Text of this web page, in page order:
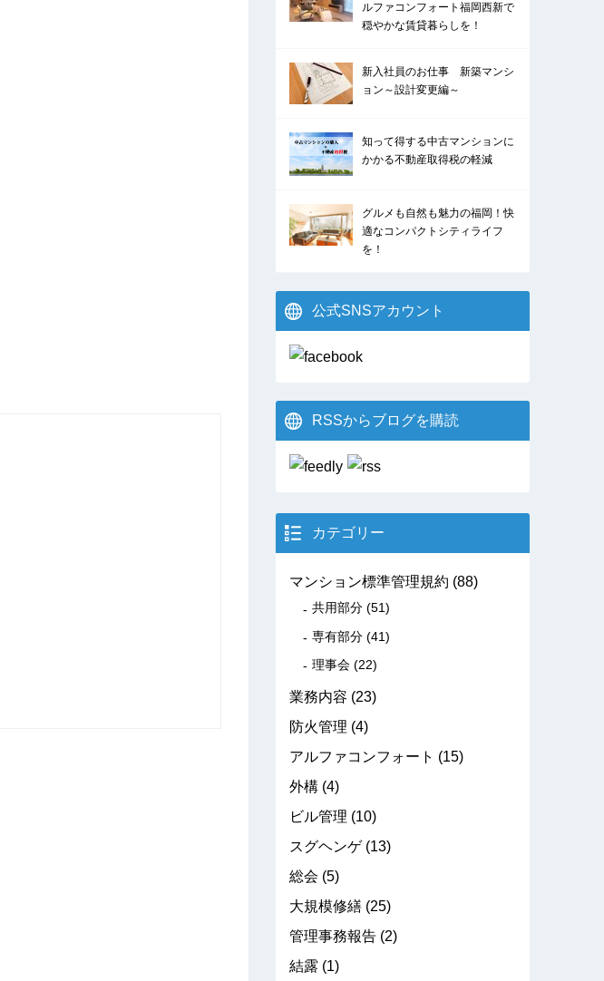
ルファコンフォート福岡西新で
穏やかな賃貸暮らしを！
新入社員のお仕事 新築マンシ
ョン～設計変更編～
知って得する中古マンションに
かかる不動産取得税の軽減
グルメも自然も魅力の福岡！快
適なコンパクトシティライフ
を！
公式SNSアカウント
RSSからブログを購読
カテゴリー
マンション標準管理規約 (88)
共用部分 (51)
専有部分 (41)
理事会 (22)
業務内容 (23)
防火管理 (4)
アルファコンフォート (15)
外構 (4)
ビル管理 (10)
スグヘンゲ(13)
総会 (5)
大規模修繕 (25)
管理事務報告 (2)
結露 (1)